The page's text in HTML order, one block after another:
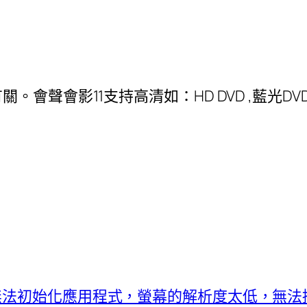
會聲會影11支持高清如：HD DVD ,藍光
初始化應用程式，螢幕的解析度太低，無法